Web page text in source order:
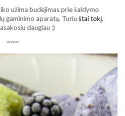
užima budėjimas prie šaldymo
gaminimo aparatą. Turiu štai tokį.
daugiau :)
~~~